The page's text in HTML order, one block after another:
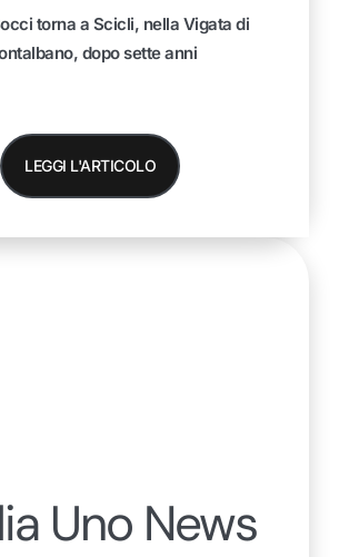
torna a Scicli, nella Vigata di
dopo sette anni
LEGGI L'ARTICOLO
Uno News